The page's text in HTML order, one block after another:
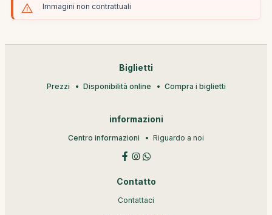
Immagini non contrattuali
Biglietti
Prezzi Disponibilità online Compra i biglietti
informazioni
Centro informazioni Riguardo a noi
Contatto
Contattaci